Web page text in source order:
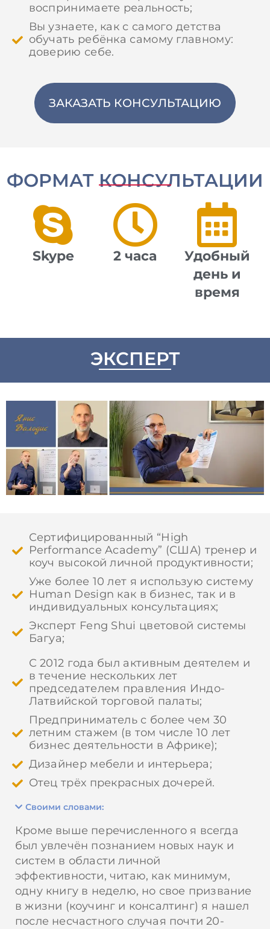
воспринимаете реальность;
Вы узнаете, как с самого детства
обучать ребёнка самому главному:
доверию себе.
ЗАКАЗАТЬ КОНСУЛЬТАЦИЮ
ФОРМАТ КОНСУЛЬТАЦИИ
Skype 2 часa
Удобный
день и
время
ЭКСПЕРТ
Сертифицированный “High
Performance Academy” (США) тренер и
коуч высокой личной продуктивности;
Уже более 10 лет я использую систему
Human Design как в бизнес, так и в
индивидуальных консультациях;
Эксперт Feng Shui цветовой системы
Багуа;
С 2012 года был активным деятелем и
в течение нескольких лет
председателем правления Индо-
Латвийской торговой палаты;
Предприниматель с более чем 30
летним стажем (в том числе 10 лет
бизнес деятельности в Африке);
Дизайнер мебели и интерьера;
Отец трёх прекрасных дочерей.
Своими словами:
Кроме выше перечисленного я всегда
был увлечён познанием новых наук и
систем в области личной
эффективности, читаю, как минимум,
одну книгу в неделю, но свое призвание
в жизни (коучинг и консалтинг) я нашел
после несчастного случая почти 20-